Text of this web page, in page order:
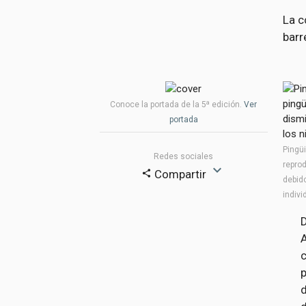
La
Conoce la portada de la 5a edición.Ver
portada
Redes sociales
share Compartir expand_more